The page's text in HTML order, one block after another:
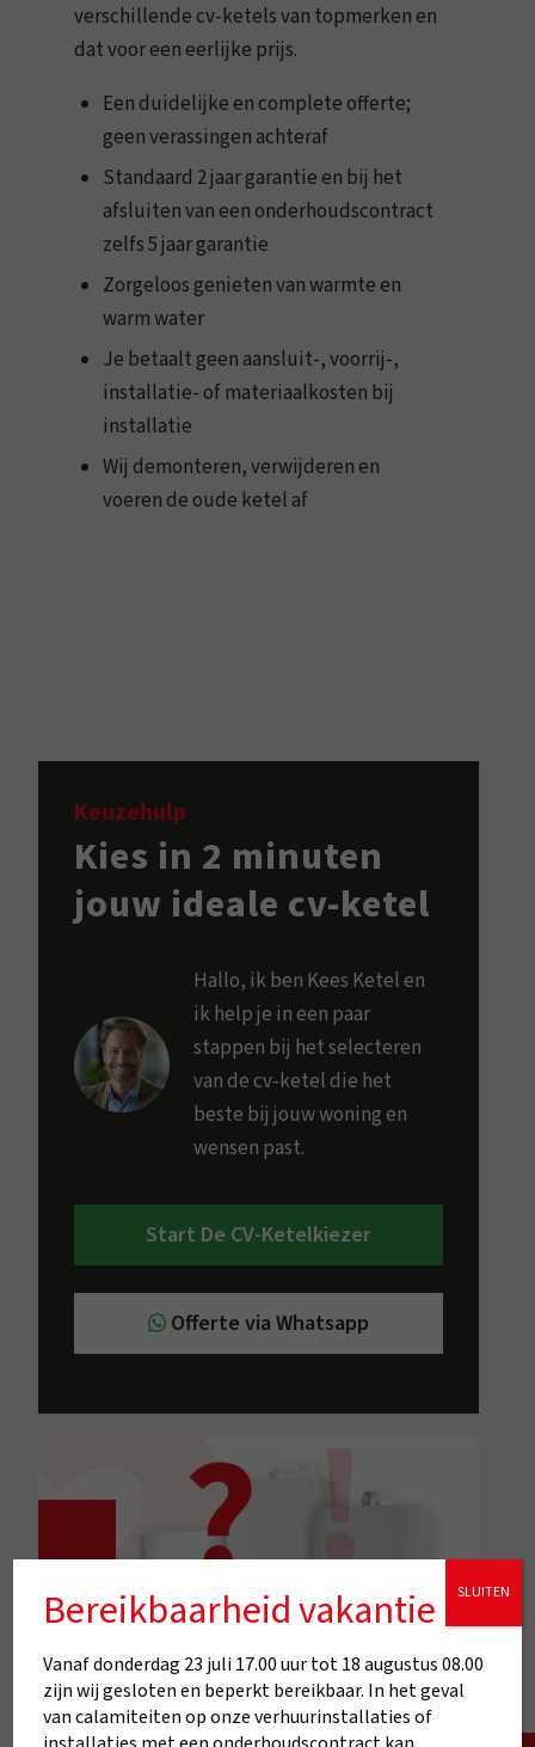
verschillende cv-ketels van topmerken en
dat voor een eerlijke prijs.
Een duidelijke en complete offerte;
geen verassingen achteraf
Standaard 2 jaar garantie en bij het
afsluiten van een onderhoudscontract
zelfs 5 jaar garantie
Zorgeloos genieten van warmte en
warm water
Je betaalt geen aansluit-, voorrij-,
installatie- of materiaalkosten bij
installatie
Wij demonteren, verwijderen en
voeren de oude ketel af
Keuzehulp
Kies in 2 minuten
jouw ideale cv-ketel
Hallo, ik ben Kees Ketel en
ik help je in een paar
stappen bij het selecteren
van de cv-ketel die het
beste bij jouw woning en
wensen past.
Start De CV-Ketelkiezer
Offerte via Whatsapp
Bereikbaarheid vakantie
Vanaf donderdag 23 juli 17.00 uur tot 18 augustus 08.00
zijn wij gesloten en beperkt bereikbaar. In het geval
van calamiteiten op onze verhuurinstallaties of
SLUITEN